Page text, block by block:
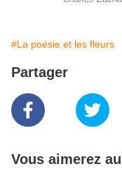
#La poésie et les fleurs
Partager
Vous aimerez